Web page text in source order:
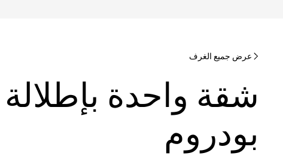
عرض جميع الغرف
شقة واحدة
بودروم